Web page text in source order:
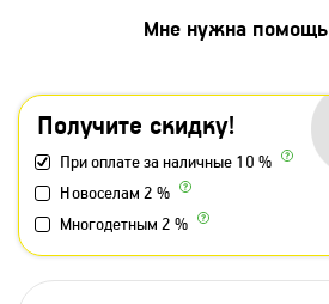
Получите скидку!
При оплате за наличные 10 %
Новоселам 2 %
Многодетным 2 %
Мне нужна помощь